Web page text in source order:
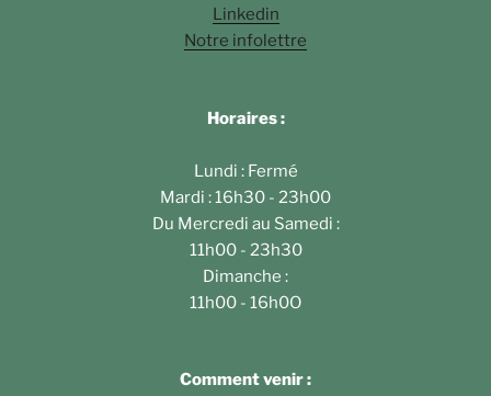
Linkedin
Notre infolettre
Horaires :
Lundi : Fermé
Mardi : 16h30 - 23h00
Du Mercredi au Samedi :
11h00 - 23h30
Dimanche :
11h00 - 16h0O
Comment venir :